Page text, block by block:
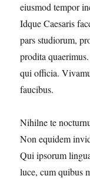
eiusmod tempor
Idque Caesaris
pars studiorum,
prodita
qui officia.
faucibus.
Nihilne te
Non equidem
Qui ipsorum
luce, cum quibus